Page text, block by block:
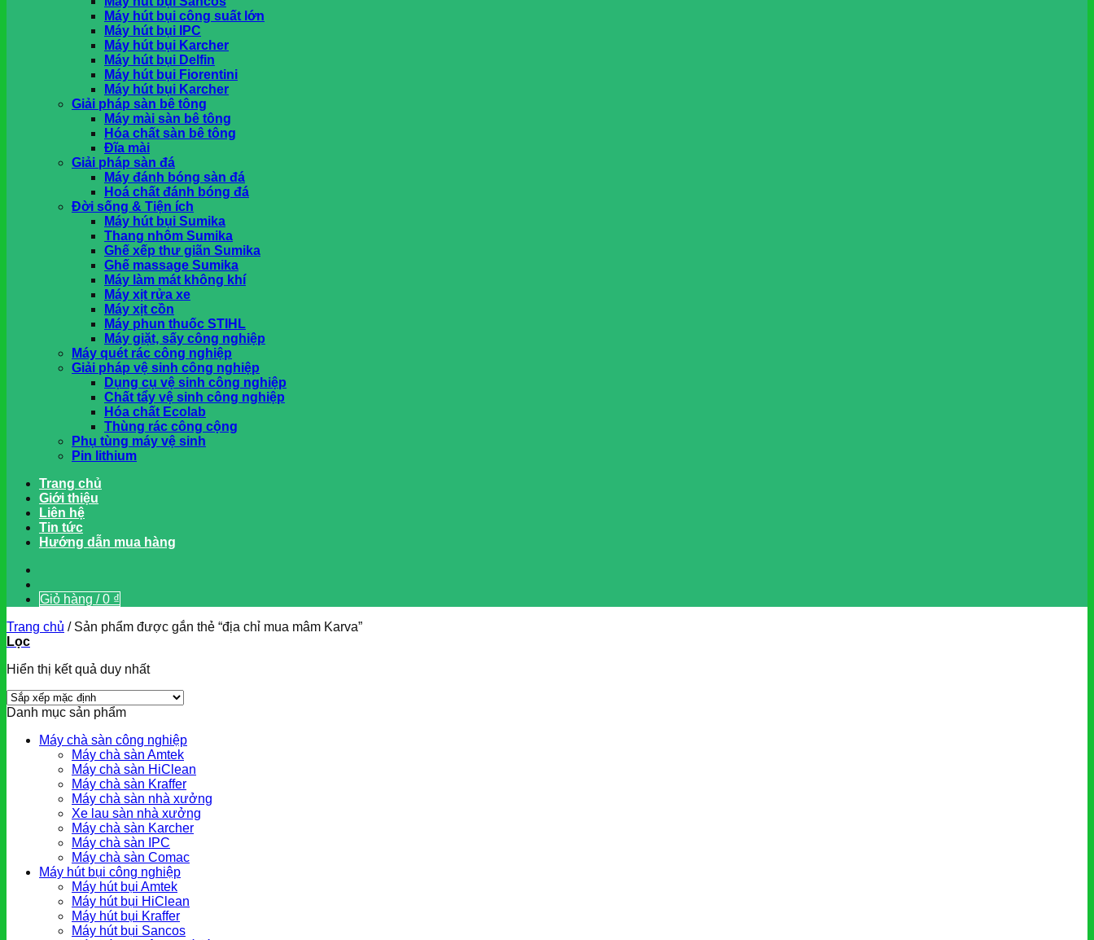
khi nhận hàng tại HCM
Giỏ hàng
Chưa có sản phẩm trong giỏ hàng.
Máy hút bụi công suất lớn
Máy hút bụi IPC
Máy hút bụi Karcher
Máy hút bụi Delfin
Máy hút bụi Fiorentini
Máy hút bụi Karcher
Giải pháp sàn bê tông
Máy mài sàn bê tông
Hóa chất sàn bê tông
Đĩa mài
Giải pháp sàn đá
Máy đánh bóng sàn đá
Hoá chất đánh bóng đá
Đời sống & Tiện ích
Máy hút bụi Sumika
Thang nhôm Sumika
Ghế xếp thư giãn Sumika
Ghế massage Sumika
Máy làm mát không khí
Máy xịt rửa xe
Máy xịt cồn
Máy phun thuốc STIHL
Máy giặt, sấy công nghiệp
Máy quét rác công nghiệp
Giải pháp vệ sinh công nghiệp
Dụng cụ vệ sinh công nghiệp
Chất tẩy vệ sinh công nghiệp
Hóa chất Ecolab
Thùng rác công cộng
Phụ tùng máy vệ sinh
Pin lithium
Trang chủ
Giới thiệu
Liên hệ
Tin tức
Hướng dẫn mua hàng
Giỏ hàng /0 ₫
Trang chủ /Sản phẩm được gắn thẻ “địa chỉ mua mâm Karva”
Lọc
Hiển thị kết quả duy nhất
Danh mục sản phẩm
Máy chà sàn công nghiệp
Máy chà sàn Amtek
Máy chà sàn HiClean
Máy chà sàn Kraffer
Máy chà sàn nhà xưởng
Xe lau sàn nhà xưởng
Máy chà sàn Karcher
Máy chà sàn IPC
Máy chà sàn Comac
Máy hút bụi công nghiệp
Máy hút bụi Amtek
Máy hút bụi HiClean
Máy hút bụi Kraffer
Máy hút bụi Sancos